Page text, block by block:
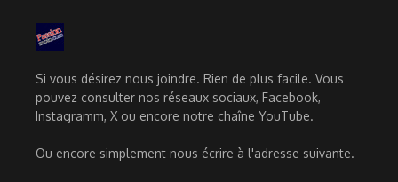
Si vous désirez nous joindre. Rien de plus facile. Vous
pouvez consulter nos réseaux sociaux, Facebook,
Instagramm, X ou encore notre chaîne YouTube.
Ou encore simplement nous écrire à l'adresse suivante.